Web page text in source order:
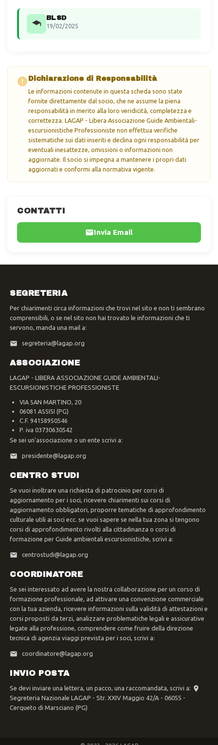
CONTATTI
Invia Email
BLSD
19/02/2025
Dichiarazione di Responsabilità
Le informazioni contenute in questa scheda sono state
fornite direttamente dal socio, che ne assume la piena
responsabilità in merito alla loro veridicità, completezza e
correttezza. LAGAP - Libera Associazione Guide Ambientali-
escursionistiche Professioniste non effettua verifiche
sistematiche sui dati inseriti e declina ogni responsabilità per
eventuali inesattezze, omissioni o informazioni non
aggiornate. Il socio si impegna a mantenere i propri dati
aggiornati e conformi alla normativa vigente.
SEGRETERIA
Per chiarimenti circa informazioni che trovi nel sito e non ti sembrano
comprensibili, o se nel sito non hai trovato le informazioni che ti
servono, manda una mail a:
segreteria@lagap.org
ASSOCIAZIONE
LAGAP - LIBERA ASSOCIAZIONE GUIDE AMBIENTALI-
ESCURSIONISTICHE PROFESSIONISTE
VIA SAN MARTINO, 20
06081 ASSISI (PG)
C.F. 94158950546
P. iva 03730630542
Se sei un'associazione o un ente scrivi a:
presidente@lagap.org
CENTRO STUDI
Se vuoi inoltrare una richiesta di patrocinio per corsi di
aggiornamento per i soci, ricevere chiarimenti sui corsi di
aggiornamento obbligatori, proporre tematiche di approfondimento
culturale utili ai soci ecc. se vuoi sapere se nella tua zona si tengono
corsi di approfondimento rivolti alla cittadinanza o corsi di
formazione per Guide ambientali escursionistiche, scrivi a:
centrostudi@lagap.org
COORDINATORE
Se sei interessato ad avere la nostra collaborazione per un corso di
formazione professionale, ad attivare una convenzione commerciale
con la tua azienda, ricevere informazioni sulla validità di attestazioni e
corsi proposti da terzi, analizzare problematiche legali e assicurative
legate alla professione, comprendere come fruire della direzione
tecnica di agenzia viaggi prevista per i soci, scrivi a:
coordinatore@lagap.org
INVIO POSTA
Se devi inviare una lettera, un pacco, una raccomandata, scrivi a:
Segreteria Nazionale LAGAP - Str. XXIV Maggio 42/A - 06055 -
Cerqueto di Marsciano (PG)